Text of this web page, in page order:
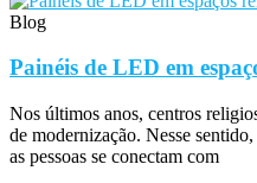
Blog
Painéis de LED em
Nos últimos anos, centros
de modernização. Nesse
as pessoas se conectam com